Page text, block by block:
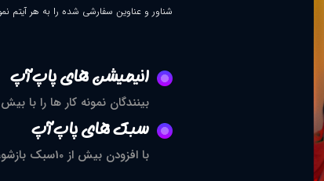
شناور و عناوین سفارشی شده را به هر آیتم
انیمیشن های پاپ آپ
بینندگان نمونه کار ها را با بیش از 8 انیمیشن بازشو شگفت انگیز
سبک های پاپ آپ
با افزودن بیش از 10سبک بازشو، یک لمس ممتاز به مجموعه فهرست خود اضافه کنید.